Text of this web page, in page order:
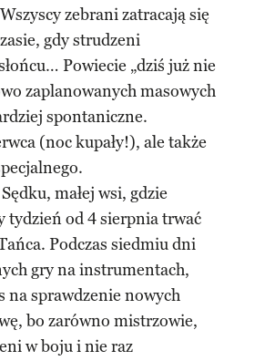
zebrani zatracają się
gdy strudzeni
Powiecie „dziś już nie
zaplanowanych masowych
spontaniczne.
(noc kupały!), ale także
małej wsi, gdzie
tydzień od 4 sierpnia trwać
Podczas siedmiu dni
gry na instrumentach,
na sprawdzenie nowych
bo zarówno mistrzowie,
w boju i nie raz